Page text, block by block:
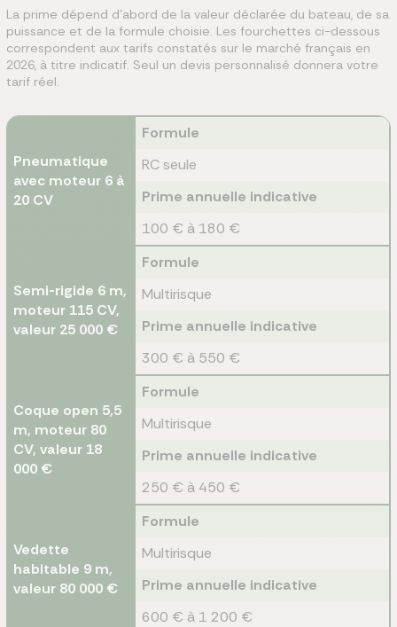
La prime dépend d'abord de la valeur déclarée du bateau, de sa
puissance et de la formule choisie. Les fourchettes ci-dessous
correspondent aux tarifs constatés sur le marché français en
2026, à titre indicatif. Seul un devis personnalisé donnera votre
tarif réel.
Pneumatique
avec moteur 6 à
20 CV
Formule
RC seule
Prime annuelle indicative
100 € à 180 €
Semi-rigide 6 m,
moteur 115 CV,
valeur 25 000 €
Formule
Multirisque
Prime annuelle indicative
300 € à 550 €
Coque open 5,5
m, moteur 80
CV, valeur 18
000 €
Formule
Multirisque
Prime annuelle indicative
250 € à 450 €
Vedette
habitable 9 m,
valeur 80 000 €
Formule
Multirisque
Prime annuelle indicative
600 € à 1 200 €